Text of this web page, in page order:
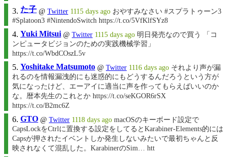
た子 @ Twitter 1115 days ago おやすみなさい #スプラトゥーン3
#Splatoon3 #NintendoSwitch https://t.co/5VfKlfSYz8
Yuki Mitsui @ Twitter 1115 days ago 明日発売なので買う 「コ
ンピュータビジョンのための実践機械学習」
https://t.co/WbdCOszL5v
Yoshitake Matsumoto @ Twitter 1116 days ago それより声が漏
れるのを情報漏洩的にも迷惑的にもどうするんだろうという方が
気になったけど、エーアイに適当に声を作ってもらえばいいのか
な。暦本先生のこれとか https://t.co/seKGOR6rSX
https://t.co/B2mc6Z
GTO @ Twitter 1118 days ago macOSのキーボード設定で
CapsLockをCtrlに置換する設定をしてるとKarabiner-Elements的には
Capsが押されたイベントしか発生しないみたいで最初ちゃんと反
映されなくて混乱した。KarabinerのSim… htt